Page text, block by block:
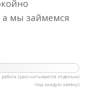
а мы займемся
(рассчитывается отдельно
под каждую заявку)